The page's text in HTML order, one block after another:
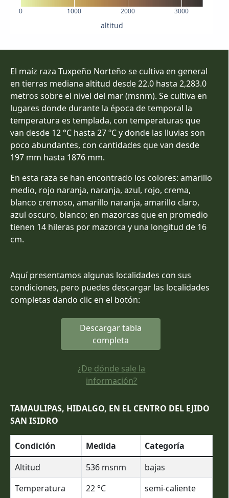
0 1000 2000 3000
altitud
El maíz raza Tuxpeño Norteño se cultiva en general
en tierras mediana altitud desde 22.0 hasta 2,283.0
metros sobre el nivel del mar (msnm). Se cultiva en
lugares donde durante la época de temporal la
temperatura es templada, con temperaturas que
van desde 12 °C hasta 27 ºC y donde las lluvias son
poco abundantes, con cantidades que van desde
197 mm hasta 1876 mm.
En esta raza se han encontrado los colores: amarillo
medio, rojo naranja, naranja, azul, rojo, crema,
blanco cremoso, amarillo naranja, amarillo claro,
azul oscuro, blanco; en mazorcas que en promedio
tienen 14 hileras por mazorca y una longitud de 16
cm.
Aquí presentamos algunas localidades con sus
condiciones, pero puedes descargar las localidades
completas dando clic en el botón:
Descargar tabla
completa
¿De dónde sale la
información?
TAMAULIPAS, HIDALGO, EN EL CENTRO DEL EJIDO
SAN ISIDRO
Condición Medida
Categoría
Altitud
536 msnm
bajas
Temperatura
22 °C semi-caliente